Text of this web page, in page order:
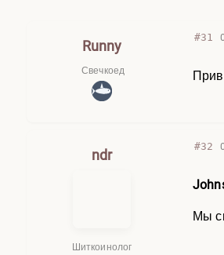
Runny
Свечкоед
#31
ndr
Шиткоинолог
#32
Мы